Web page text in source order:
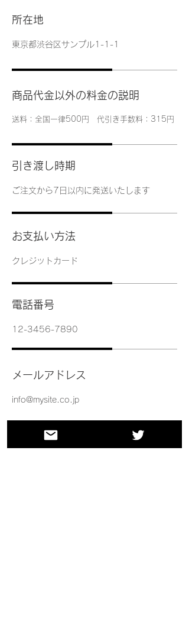
所在地
東京都渋谷区サンプル1-1-1
商品代金以外の料金の説明
送料：全国一律500円 代引き手数料：315円
引き渡し時期
ご注文から7日以内に発送いたします
お支払い方法
クレジットカード
電話番号
12-3456-7890
メールアドレス
info@mysite.co.jp
返品・交換・キャンセル等